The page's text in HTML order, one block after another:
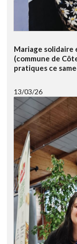
Mariage solidaire
(commune de
pratiques ce
13/03/26